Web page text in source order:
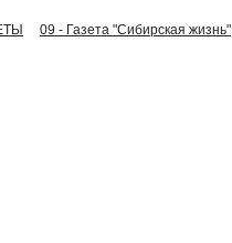
09 - Газета "Сибирская жизнь"